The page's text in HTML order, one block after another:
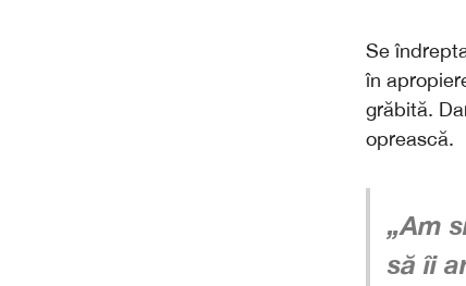
Se
în
grăbită.
oprească.
„Am
să îi